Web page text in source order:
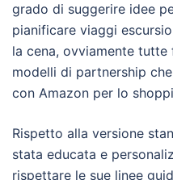
grado di suggerire idee
pianificare viaggi
la cena, ovviamente
modelli di partnership
con Amazon per lo
Rispetto alla versione
stata educata e
rispettare le sue linee